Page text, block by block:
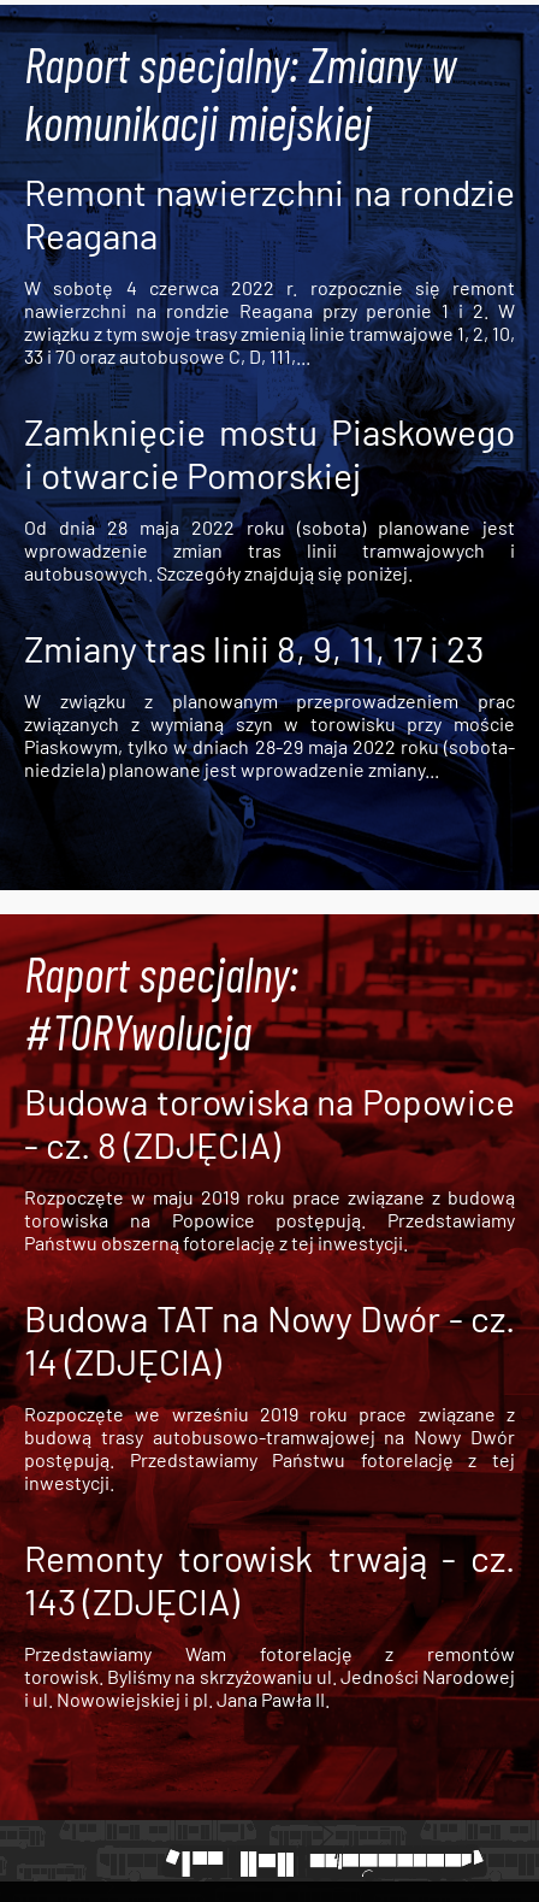
Raport specjalny: Zmiany w
komunikacji miejskiej
Remont nawierzchni na rondzie
Reagana
W sobotę 4 czerwca 2022 r. rozpocznie się remont
nawierzchni na rondzie Reagana przy peronie 1 i 2. W
związku z tym swoje trasy zmienią linie tramwajowe 1, 2, 10,
33 i 70 oraz autobusowe C, D, 111,...
Zamknięcie mostu Piaskowego
i otwarcie Pomorskiej
Od dnia 28 maja 2022 roku (sobota) planowane jest
wprowadzenie zmian tras linii tramwajowych i
autobusowych. Szczegóły znajdują się poniżej.
Zmiany tras linii 8, 9, 11, 17 i 23
W związku z planowanym przeprowadzeniem prac
związanych z wymianą szyn w torowisku przy moście
Piaskowym, tylko w dniach 28-29 maja 2022 roku (sobota-
niedziela) planowane jest wprowadzenie zmiany...
Raport specjalny:
#TORYwolucja
Budowa torowiska na Popowice
- cz. 8 (ZDJĘCIA)
Rozpoczęte w maju 2019 roku prace związane z budową
torowiska na Popowice
postępują. Przedstawiamy
Państwu obszerną fotorelację z tej inwestycji.
Budowa TAT na Nowy Dwór - cz.
14 (ZDJĘCIA)
Rozpoczęte we wrześniu 2019 roku prace związane z
budową trasy autobusowo-tramwajowej na Nowy Dwór
postępują. Przedstawiamy Państwu fotorelację z tej
inwestycji.
Remonty torowisk trwają - cz.
143 (ZDJĘCIA)
Przedstawiamy Wam fotorelację z remontów
torowisk. Byliśmy na skrzyżowaniu ul. Jedności Narodowej
i ul. Nowowiejskiej i pl. Jana Pawła II.